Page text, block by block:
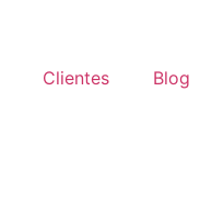
Clientes Blog